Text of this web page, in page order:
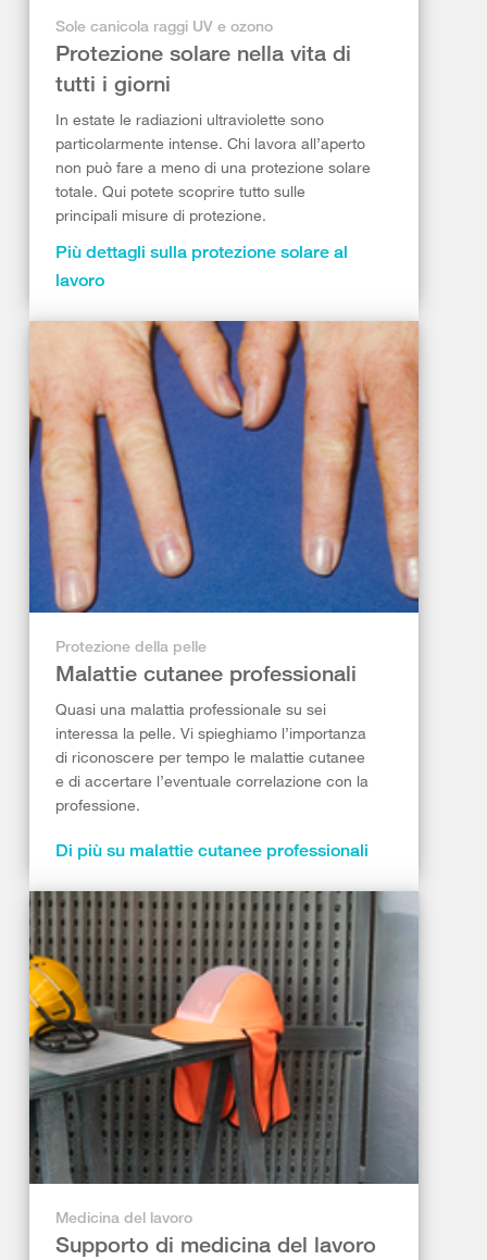
Sole canicola raggi UV e ozono
Protezione solare nella vita di
tutti i giorni
In estate le radiazioni ultraviolette sono
particolarmente intense. Chi lavora all’aperto
non può fare a meno di una protezione solare
totale. Qui potete scoprire tutto sulle
principali misure di protezione.
Più dettagli sulla protezione solare al
lavoro
Protezione della pelle
Malattie cutanee professionali
Quasi una malattia professionale su sei
interessa la pelle. Vi spieghiamo l’importanza
di riconoscere per tempo le malattie cutanee
e di accertare l’eventuale correlazione con la
professione.
Di più su malattie cutanee professionali
Medicina del lavoro
Supporto di medicina del lavoro